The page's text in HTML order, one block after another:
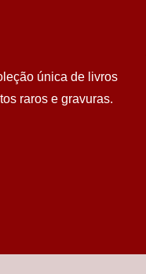
única de livros
raros e gravuras.